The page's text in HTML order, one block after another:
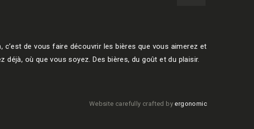
c’est de vous faire découvrir les bières que vous aimerez et
déjà, où que vous soyez. Des bières, du goût et du plaisir.
Website carefully crafted byergonomic